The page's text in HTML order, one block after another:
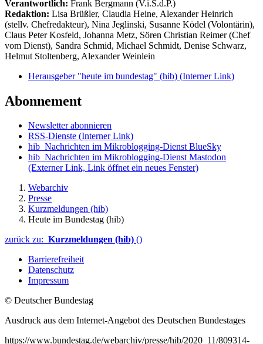
Verantwortlich: Frank Bergmann (V.i.S.d.P.)
Redaktion: Lisa Brüßler, Claudia Heine, Alexander Heinrich
(stellv. Chefredakteur), Nina Jeglinski, Susanne Ködel (Volontärin),
Claus Peter Kosfeld, Johanna Metz, Sören Christian Reimer (Chef
vom Dienst), Sandra Schmid, Michael Schmidt, Denise Schwarz,
Helmut Stoltenberg, Alexander Weinlein
Herausgeber "heute im bundestag" (hib) (Interner Link)
Abonnement
Newsletter abonnieren
RSS-Dienste (Interner Link)
hib_Nachrichten im Mikroblogging-Dienst BlueSky
hib_Nachrichten im Mikroblogging-Dienst Mastodon
(Externer Link, Link öffnet ein neues Fenster)
Webarchiv
Presse
Kurzmeldungen (hib)
Heute im Bundestag (hib)
zurück zu: Kurzmeldungen (hib) ()
Barrierefreiheit
Datenschutz
Impressum
© Deutscher Bundestag
Ausdruck aus dem Internet-Angebot des Deutschen Bundestages
https://www.bundestag.de/webarchiv/presse/hib/2020_11/809314-